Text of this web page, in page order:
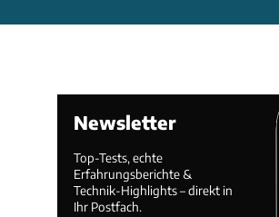
Newsletter
Top-Tests, echte
Erfahrungsberichte &
Technik-Highlights – direkt in
Ihr Postfach.